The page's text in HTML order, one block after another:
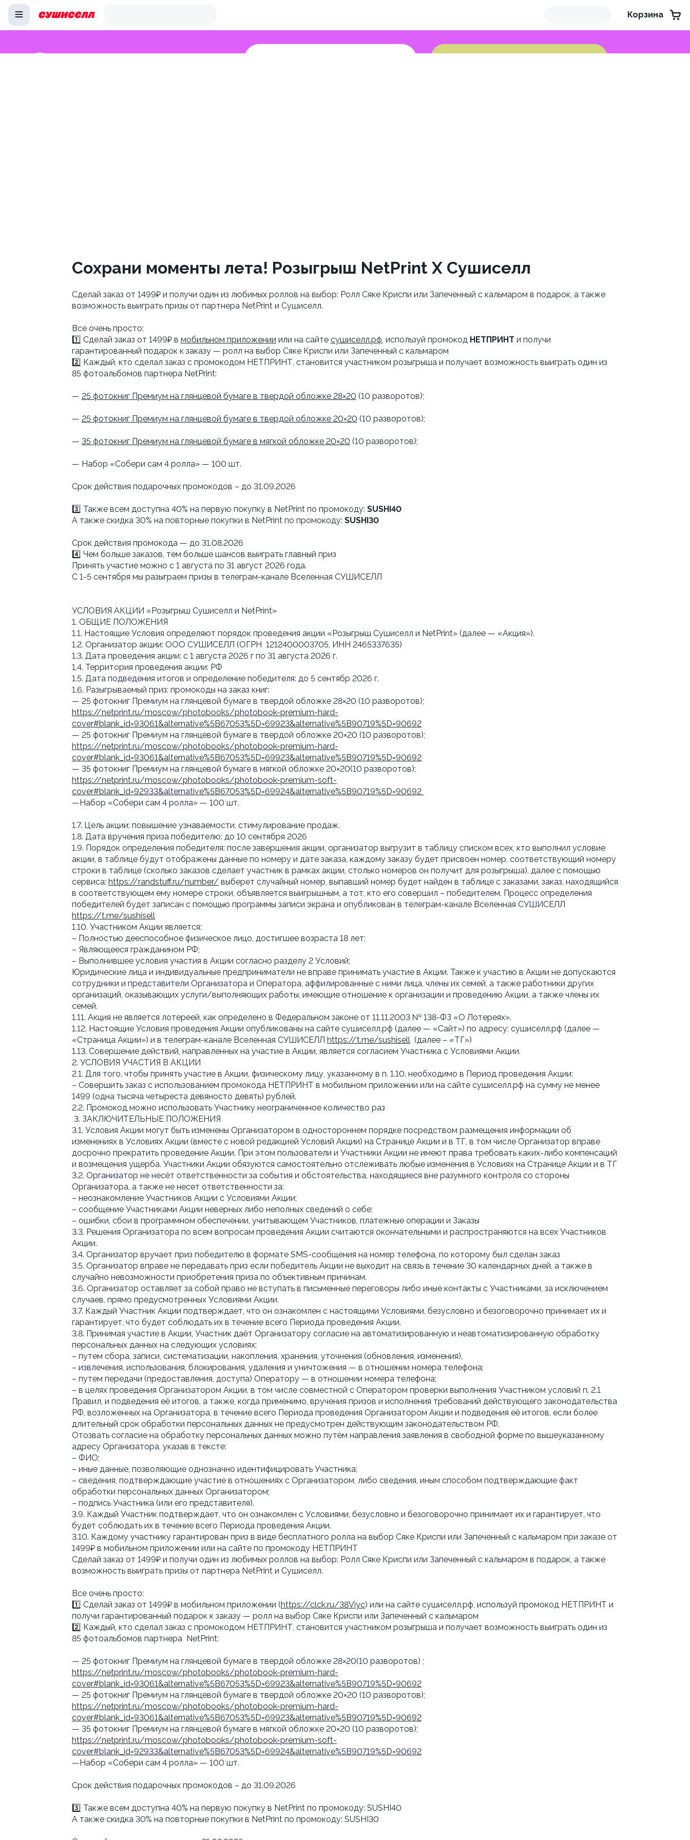
Корзина
Сохрани моменты лета! Розыгрыш NetPrint X Сушиселл
Сделай заказ от 1499₽ и получи один из любимых роллов на выбор: Ролл Сяке Криспи или Запеченный с кальмаром в подарок, а также
возможность выиграть призы от партнера NetPrint и Сушиселл.
Все очень просто:
1️⃣ Сделай заказ от 1499₽ в мобильном приложении или на сайте сушиселл.рф, используй промокод НЕТПРИНТ и получи
гарантированный подарок к заказу — ролл на выбор Сяке Криспи или Запеченный с кальмаром
2️⃣ Каждый, кто сделал заказ с промокодом НЕТПРИНТ, становится участником розыгрыша и получает возможность выиграть один из
85 фотоальбомов партнера NetPrint:
— 25 фотокниг Премиум на глянцевой бумаге в твердой обложке 28×20 (10 разворотов);
— 25 фотокниг Премиум на глянцевой бумаге в твердой обложке 20×20 (10 разворотов);
— 35 фотокниг Премиум на глянцевой бумаге в мягкой обложке 20×20 (10 разворотов);
— Набор «Собери сам 4 ролла» — 100 шт.
Срок действия подарочных промокодов – до 31.09.2026
3️⃣ Также всем доступна 40% на первую покупку в NetPrint по промокоду: SUSHI40
А также скидка 30% на повторные покупки в NetPrint по промокоду: SUSHI30
Cрок действия промокода — до 31.08.2026
4️⃣ Чем больше заказов, тем больше шансов выиграть главный приз
Принять участие можно с 1 августа по 31 август 2026 года.
С 1-5 сентября мы разыграем призы в телеграм-канале Вселенная СУШИСЕЛЛ
УСЛОВИЯ АКЦИИ «Розыгрыш Сушиселл и NetPrint»
1. ОБЩИЕ ПОЛОЖЕНИЯ
1.1. Настоящие Условия определяют порядок проведения акции «Розыгрыш Сушиселл и NetPrint» (далее — «Акция»).
1.2. Организатор акции: ООО СУШИСЕЛЛ (ОГРН 1212400003705, ИНН 2465337635)
1.3. Дата проведения акции: с 1 августа 2026 г по 31 августа 2026 г.
1.4. Территория проведения акции: РФ
1.5. Дата подведения итогов и определение победителя: до 5 сентябр 2026 г.
1.6. Разыгрываемый приз: промокоды на заказ книг:
— 25 фотокниг Премиум на глянцевой бумаге в твердой обложке 28×20 (10 разворотов);
https://netprint.ru/moscow/photobooks/photobook-premium-hard-
cover#blank_id=93061&alternative%5B67053%5D=69923&alternative%5B90719%5D=90692
— 25 фотокниг Премиум на глянцевой бумаге в твердой обложке 20×20 (10 разворотов);
https://netprint.ru/moscow/photobooks/photobook-premium-hard-
cover#blank_id=93061&alternative%5B67053%5D=69923&alternative%5B90719%5D=90692
— 35 фотокниг Премиум на глянцевой бумаге в мягкой обложке 20×20(10 разворотов);
https://netprint.ru/moscow/photobooks/photobook-premium-soft-
cover#blank_id=92933&alternative%5B67053%5D=69924&alternative%5B90719%5D=90692
—Набор «Собери сам 4 ролла» — 100 шт.
1.7. Цель акции: повышение узнаваемости, стимулирование продаж.
1.8. Дата вручения приза победителю: до 10 сентября 2026
1.9. Порядок определения победителя: после завершения акции, организатор выгрузит в таблицу списком всех, кто выполнил условие
акции, в таблице будут отображены данные по номеру и дате заказа, каждому заказу будет присвоен номер, соответствующий номеру
строки в таблице (сколько заказов сделает участник в рамках акции, столько номеров он получит для розыгрыша), далее с помощью
сервиса: https://randstuff.ru/number/ выберет случайный номер, выпавший номер будет найден в таблице с заказами, заказ, находящийся
в соответствующем ему номере строки, объявляется выигрышным, а тот, кто его совершил – победителем. Процесс определения
победителей будет записан с помощью программы записи экрана и опубликован в телеграм-канале Вселенная СУШИСЕЛЛ
https://t.me/sushisell
1.10. Участником Акции является:
– Полностью дееспособное физическое лицо, достигшее возраста 18 лет;
– Являющееся гражданином РФ;
– Выполнившее условия участия в Акции согласно разделу 2 Условий;
Юридические лица и индивидуальные предприниматели не вправе принимать участие в Акции. Также к участию в Акции не допускаются
сотрудники и представители Организатора и Оператора, аффилированные с ними лица, члены их семей, а также работники других
организаций, оказывающих услуги/выполняющих работы, имеющие отношение к организации и проведению Акции, а также члены их
семей.
1.11. Акция не является лотереей, как определено в Федеральном законе от 11.11.2003 № 138-ФЗ «О Лотереях».
1.12. Настоящие Условия проведения Акции опубликованы на сайте сушиселл.рф (далее — «Сайт») по адресу: сушиселл.рф (далее —
«Страница Акции») и в телеграм-канале Вселенная СУШИСЕЛЛ https://t.me/sushisell (далее – «ТГ»)
1.13. Совершение действий, направленных на участие в Акции, является согласием Участника с Условиями Акции.
2. УСЛОВИЯ УЧАСТИЯ В АКЦИИ
2.1. Для того, чтобы принять участие в Акции, физическому лицу, указанному в п. 1.10. необходимо в Период проведения Акции:
– Совершить заказ с использованием промокода НЕТПРИНТ в мобильном приложении или на сайте сушиселл.рф на сумму не менее
1499 (одна тысяча четыреста девяносто девять) рублей.
2.2. Промокод можно использовать Участнику неограниченное количество раз
3. ЗАКЛЮЧИТЕЛЬНЫЕ ПОЛОЖЕНИЯ
3.1. Условия Акции могут быть изменены Организатором в одностороннем порядке посредством размещения информации об
изменениях в Условиях Акции (вместе с новой редакцией Условий Акции) на Странице Акции и в ТГ, в том числе Организатор вправе
досрочно прекратить проведение Акции. При этом пользователи и Участники Акции не имеют права требовать каких-либо компенсаций
и возмещения ущерба. Участники Акции обязуются самостоятельно отслеживать любые изменения в Условиях на Странице Акции и в ТГ
3.2. Организатор не несёт ответственности за события и обстоятельства, находящиеся вне разумного контроля со стороны
Организатора, а также не несет ответственности за:
– неознакомление Участников Акции с Условиями Акции;
– сообщение Участниками Акции неверных либо неполных сведений о себе;
– ошибки, сбои в программном обеспечении, учитывающем Участников, платежные операции и Заказы
3.3. Решения Организатора по всем вопросам проведения Акции считаются окончательными и распространяются на всех Участников
Акции.
3.4. Организатор вручает приз победителю в формате SMS-сообщения на номер телефона, по которому был сделан заказ
3.5. Организатор вправе не передавать приз если победитель Акции не выходит на связь в течение 30 календарных дней, а также в
случайно невозможности приобретения приза по объективным причинам.
3.6. Организатор оставляет за собой право не вступать в письменные переговоры либо иные контакты с Участниками, за исключением
случаев, прямо предусмотренных Условиями Акции.
3.7. Каждый Участник Акции подтверждает, что он ознакомлен с настоящими Условиями, безусловно и безоговорочно принимает их и
гарантирует, что будет соблюдать их в течение всего Периода проведения Акции.
3.8. Принимая участие в Акции, Участник даёт Организатору согласие на автоматизированную и неавтоматизированную обработку
персональных данных на следующих условиях:
– путем сбора, записи, систематизации, накопления, хранения, уточнения (обновления, изменения),
– извлечения, использования, блокирования, удаления и уничтожения — в отношении номера телефона;
– путем передачи (предоставления, доступа) Оператору — в отношении номера телефона;
– в целях проведения Организатором Акции, в том числе совместной с Оператором проверки выполнения Участником условий п. 2.1
Правил, и подведения её итогов, а также, когда применимо, вручения призов и исполнения требований действующего законодательства
РФ, возложенных на Организатора, в течение всего Периода проведения Организатором Акции и подведения её итогов, если более
длительный срок обработки персональных данных не предусмотрен действующим законодательством РФ.
Отозвать согласие на обработку персональных данных можно путём направления заявления в свободной форме по вышеуказанному
адресу Организатора, указав в тексте:
– ФИО;
– иные данные, позволяющие однозначно идентифицировать Участника;
– сведения, подтверждающие участие в отношениях с Организатором, либо сведения, иным способом подтверждающие факт
обработки персональных данных Организатором;
– подпись Участника (или его представителя).
3.9. Каждый Участник подтверждает, что он ознакомлен с Условиями, безусловно и безоговорочно принимает их и гарантирует, что
будет соблюдать их в течение всего Периода проведения Акции.
3.10. Каждому участнику гарантирован приз в виде бесплатного ролла на выбор Сяке Криспи или Запеченный с кальмаром при заказе от
1499₽ в мобильном приложении или на сайте по промокоду НЕТПРИНТ
Сделай заказ от 1499₽ и получи один из любимых роллов на выбор: Ролл Сяке Криспи или Запеченный с кальмаром в подарок, а также
возможность выиграть призы от партнера NetPrint и Сушиселл.
Все очень просто:
1️⃣ Сделай заказ от 1499₽ в мобильном приложении (https://clck.ru/38Viyc) или на сайте сушиселл.рф, используй промокод НЕТПРИНТ и
получи гарантированный подарок к заказу — ролл на выбор Сяке Криспи или Запеченный с кальмаром
2️⃣ Каждый, кто сделал заказ с промокодом НЕТПРИНТ, становится участником розыгрыша и получает возможность выиграть один из
85 фотоальбомов партнера NetPrint:
— 25 фотокниг Премиум на глянцевой бумаге в твердой обложке 28×20(10 разворотов) ;
https://netprint.ru/moscow/photobooks/photobook-premium-hard-
cover#blank_id=93061&alternative%5B67053%5D=69923&alternative%5B90719%5D=90692
— 25 фотокниг Премиум на глянцевой бумаге в твердой обложке 20×20 (10 разворотов);
https://netprint.ru/moscow/photobooks/photobook-premium-hard-
cover#blank_id=93061&alternative%5B67053%5D=69923&alternative%5B90719%5D=90692
— 35 фотокниг Премиум на глянцевой бумаге в мягкой обложке 20×20 (10 разворотов);
https://netprint.ru/moscow/photobooks/photobook-premium-soft-
cover#blank_id=92933&alternative%5B67053%5D=69924&alternative%5B90719%5D=90692
—Набор «Собери сам 4 ролла» — 100 шт.
Срок действия подарочных промокодов – до 31.09.2026
3️⃣ Также всем доступна 40% на первую покупку в NetPrint по промокоду: SUSHI40
А также скидка 30% на повторные покупки в NetPrint по промокоду: SUSHI30